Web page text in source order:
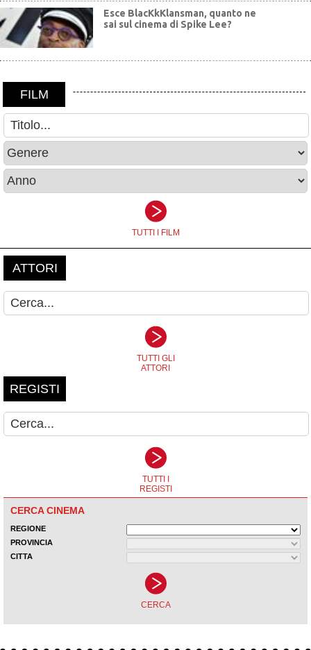
Esce BlacKkKlansman, quanto ne
sai sul cinema di Spike Lee?